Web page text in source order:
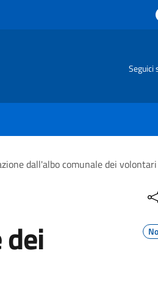
Seguici
dall'albo comunale dei volontari